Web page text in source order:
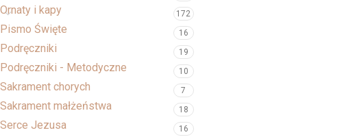
Ornaty i kapy 172
Pismo Święte 16
Podręczniki 19
Podręczniki - Metodyczne 10
Sakrament chorych 7
Sakrament małżeństwa 18
Serce Jezusa 16